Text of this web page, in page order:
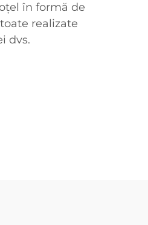
în formă de
realizate
dvs.